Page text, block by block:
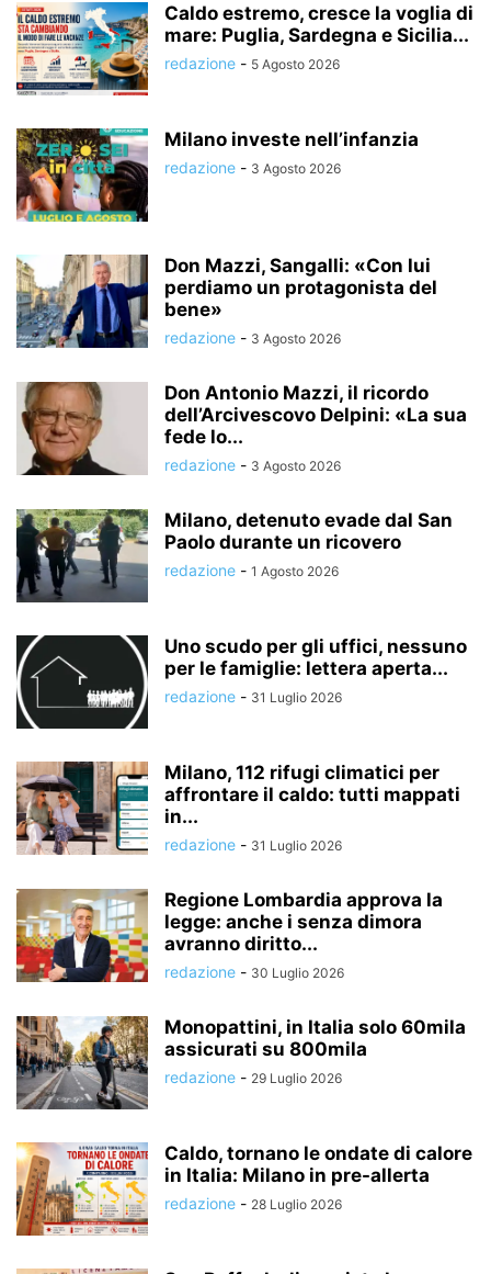
Caldo estremo, cresce la voglia di
mare: Puglia, Sardegna e Sicilia...
redazione - 5 Agosto 2026
Milano investe nell’infanzia
redazione - 3 Agosto 2026
Don Mazzi, Sangalli: «Con lui
perdiamo un protagonista del
bene»
redazione - 3 Agosto 2026
Don Antonio Mazzi, il ricordo
dell’Arcivescovo Delpini: «La sua
fede lo...
redazione - 3 Agosto 2026
Milano, detenuto evade dal San
Paolo durante un ricovero
redazione - 1 Agosto 2026
Uno scudo per gli uffici, nessuno
per le famiglie: lettera aperta...
redazione - 31 Luglio 2026
Milano, 112 rifugi climatici per
affrontare il caldo: tutti mappati
in...
redazione - 31 Luglio 2026
Regione Lombardia approva la
legge: anche i senza dimora
avranno diritto...
redazione - 30 Luglio 2026
Monopattini, in Italia solo 60mila
assicurati su 800mila
redazione - 29 Luglio 2026
Caldo, tornano le ondate di calore
in Italia: Milano in pre-allerta
redazione - 28 Luglio 2026